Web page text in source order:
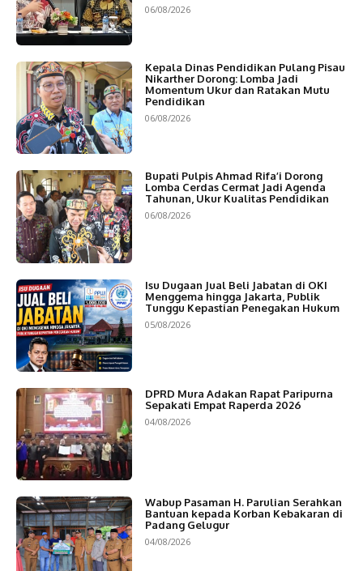
06/08/2026
Kepala Dinas Pendidikan Pulang Pisau
Nikarther Dorong: Lomba Jadi
Momentum Ukur dan Ratakan Mutu
Pendidikan
06/08/2026
Bupati Pulpis Ahmad Rifa’i Dorong
Lomba Cerdas Cermat Jadi Agenda
Tahunan, Ukur Kualitas Pendidikan
06/08/2026
Isu Dugaan Jual Beli Jabatan di OKI
Menggema hingga Jakarta, Publik
Tunggu Kepastian Penegakan Hukum
05/08/2026
DPRD Mura Adakan Rapat Paripurna
Sepakati Empat Raperda 2026
04/08/2026
Wabup Pasaman H. Parulian Serahkan
Bantuan kepada Korban Kebakaran di
Padang Gelugur
04/08/2026